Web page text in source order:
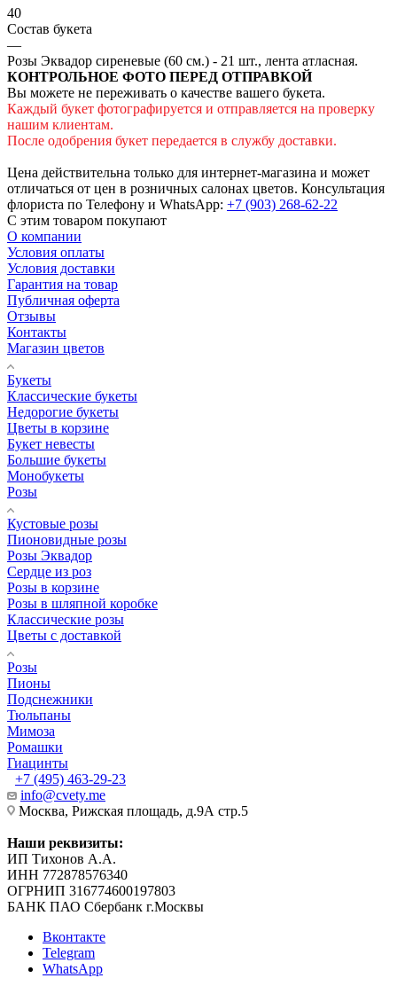
40
Состав букета
—
Розы Эквадор сиреневые (60 см.) - 21 шт., лента атласная.
КОНТРОЛЬНОЕ ФОТО ПЕРЕД ОТПРАВКОЙ
Вы можете не переживать о качестве вашего букета.
Каждый букет фотографируется и отправляется на проверку
нашим клиентам.
После одобрения букет передается в службу доставки.
Цена действительна только для интернет-магазина и может
отличаться от цен в розничных салонах цветов. Консультация
флориста по Телефону и WhatsApp: +7 (903) 268-62-22
С этим товаром покупают
О компании
Условия оплаты
Условия доставки
Гарантия на товар
Публичная оферта
Отзывы
Контакты
Магазин цветов
Букеты
Классические букеты
Недорогие букеты
Цветы в корзине
Букет невесты
Большие букеты
Монобукеты
Розы
Кустовые розы
Пионовидные розы
Розы Эквадор
Сердце из роз
Розы в корзине
Розы в шляпной коробке
Классические розы
Цветы с доставкой
Розы
Пионы
Подснежники
Тюльпаны
Мимоза
Ромашки
Гиацинты
+7 (495) 463-29-23
info@cvety.me
Москва, Рижская площадь, д.9А стр.5
Наши реквизиты:
ИП Тихонов А.А.
ИНН 772878576340
ОГРНИП 316774600197803
БАНК ПАО Сбербанк г.Москвы
Вконтакте
Telegram
WhatsApp